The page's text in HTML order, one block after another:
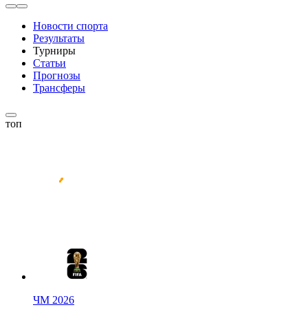
Новости спорта
Результаты
Турниры
Статьи
Прогнозы
Трансферы
топ
ЧМ 2026